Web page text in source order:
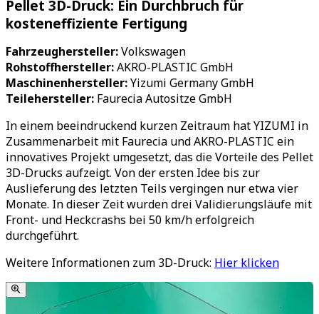
Pellet 3D-Druck: Ein Durchbruch für
kosteneffiziente Fertigung
Fahrzeughersteller:Volkswagen
Rohstoffhersteller:AKRO-PLASTIC GmbH
Maschinenhersteller:Yizumi Germany GmbH
Teilehersteller: Faurecia Autositze GmbH
In einem beeindruckend kurzen Zeitraum hat YIZUMI in
Zusammenarbeit mit Faurecia und AKRO-PLASTIC ein
innovatives Projekt umgesetzt, das die Vorteile des Pellet
3D-Drucks aufzeigt. Von der ersten Idee bis zur
Auslieferung des letzten Teils vergingen nur etwa vier
Monate. In dieser Zeit wurden drei Validierungsläufe mit
Front- und Heckcrashs bei 50 km/h erfolgreich
durchgeführt.
Weitere Informationen zum 3D-Druck: Hier klicken